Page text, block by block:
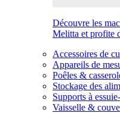
Découvre les
Melitta et profite
Accessoires de
Appareils de
Poêles &
Stockage des
Supports à
Vaisselle &